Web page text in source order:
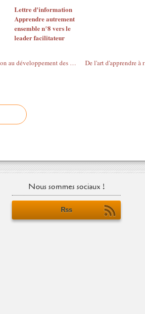
Lettre d'information
Apprendre autrement
ensemble n°8 vers le
leader facilitateur
Thèse sur le milieu professionnel et sa contribution au développement des compétences
Nous sommes sociaux !
Rss